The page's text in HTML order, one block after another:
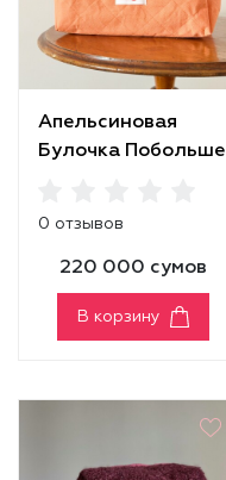
Апельсиновая
Булочка Побольше
0 отзывов
220 000 сумов
В корзину